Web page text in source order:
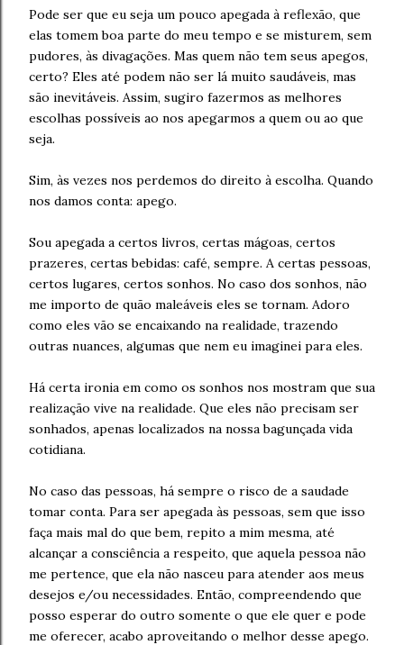
Pode ser que eu seja um pouco apegada à reflexão, que
elas tomem boa parte do meu tempo e se misturem, sem
pudores, às divagações. Mas quem não tem seus apegos,
certo? Eles até podem não ser lá muito saudáveis, mas
são inevitáveis. Assim, sugiro fazermos as melhores
escolhas possíveis ao nos apegarmos a quem ou ao que
seja.
Sim, às vezes nos perdemos do direito à escolha. Quando
nos damos conta: apego.
Sou apegada a certos livros, certas mágoas, certos
prazeres, certas bebidas: café, sempre. A certas pessoas,
certos lugares, certos sonhos. No caso dos sonhos, não
me importo de quão maleáveis eles se tornam. Adoro
como eles vão se encaixando na realidade, trazendo
outras nuances, algumas que nem eu imaginei para eles.
Há certa ironia em como os sonhos nos mostram que sua
realização vive na realidade. Que eles não precisam ser
sonhados, apenas localizados na nossa bagunçada vida
cotidiana.
No caso das pessoas, há sempre o risco de a saudade
tomar conta. Para ser apegada às pessoas, sem que isso
faça mais mal do que bem, repito a mim mesma, até
alcançar a consciência a respeito, que aquela pessoa não
me pertence, que ela não nasceu para atender aos meus
desejos e/ou necessidades. Então, compreendendo que
posso esperar do outro somente o que ele quer e pode
me oferecer, acabo aproveitando o melhor desse apego.